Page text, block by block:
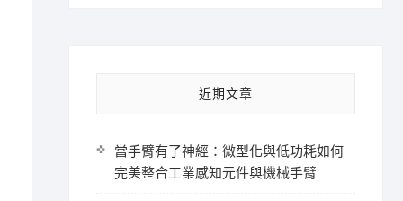
近期文章
當手臂有了神經：微型化與低功耗如何
完美整合工業感知元件與機械手臂